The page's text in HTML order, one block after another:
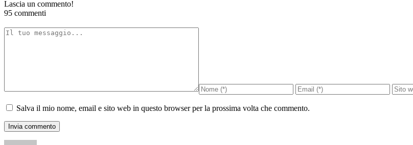
Lascia un commento!
95 commenti
Salva il mio nome, email e sito web in questo browser per la prossima volta che commento.